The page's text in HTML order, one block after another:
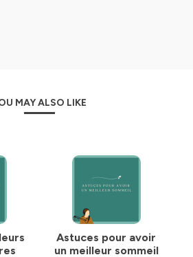
MAY ALSO LIKE
Astuces pour avoir
un meilleur sommeil